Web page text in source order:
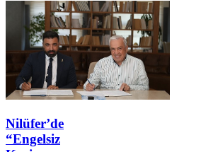
Nilüfer’de
“Engelsiz